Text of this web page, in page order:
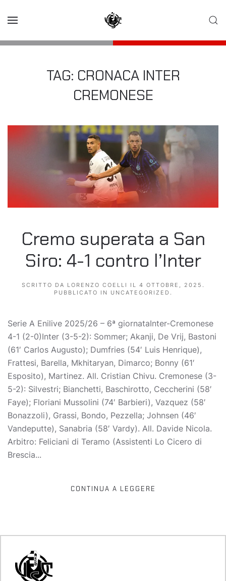
TAG: CRONACA INTER
CREMONESE
Cremo superata a San
Siro: 4-1 contro l’Inter
SCRITTO DA LORENZO COELLI IL 4 OTTOBRE, 2025 .
PUBBLICATO IN UNCATEGORIZED .
Serie A Enilive 2025/26 – 6ª giornataInter-Cremonese
4-1 (2-0)Inter (3-5-2): Sommer; Akanji, De Vrij, Bastoni
(61′ Carlos Augusto); Dumfries (54′ Luis Henrique),
Frattesi, Barella, Mkhitaryan, Dimarco; Bonny (61′
Esposito), Martinez. All. Cristian Chivu. Cremonese (3-
5-2): Silvestri; Bianchetti, Baschirotto, Ceccherini (58′
Faye); Floriani Mussolini (74′ Barbieri), Vazquez (58′
Bonazzoli), Grassi, Bondo, Pezzella; Johnsen (46′
Vandeputte), Sanabria (58′ Vardy). All. Davide Nicola.
Arbitro: Feliciani di Teramo (Assistenti Lo Cicero di
Brescia...
CONTINUA A LEGGERE